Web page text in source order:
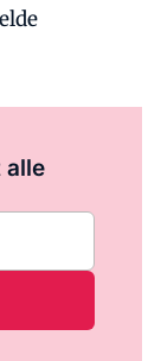
alle